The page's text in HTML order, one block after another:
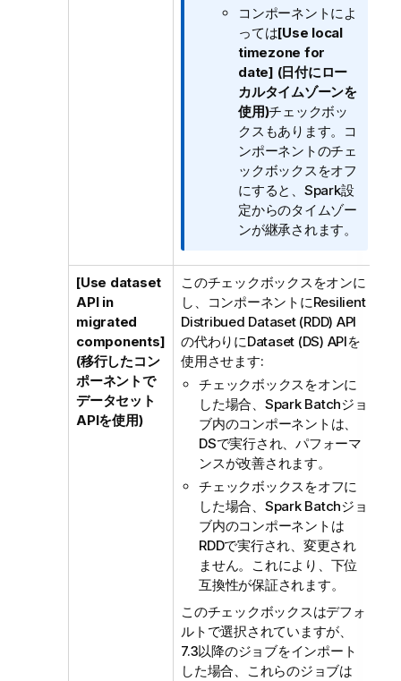
コンポーネントによ
っては[Use local
timezone for
date] (日付にロー
カルタイムゾーンを
使用)チェックボッ
クスもあります。コ
ンポーネントのチェ
ックボックスをオフ
にすると、Spark設
定からのタイムゾー
ンが継承されます。
[Use dataset
API in
migrated
components]
(移行したコン
ポーネントで
データセット
APIを使用)
このチェックボックスをオンに
し、コンポーネントにResilient
Distribued Dataset (RDD) API
の代わりにDataset (DS) APIを
使用させます:
チェックボックスをオンに
した場合、Spark Batchジョ
ブ内のコンポーネントは、
DSで実行され、パフォーマ
ンスが改善されます。
チェックボックスをオフに
した場合、Spark Batchジョ
ブ内のコンポーネントは
RDDで実行され、変更され
ません。これにより、下位
互換性が保証されます。
このチェックボックスはデフォ
ルトで選択されていますが、
7.3以降のジョブをインポート
した場合、これらのジョブは